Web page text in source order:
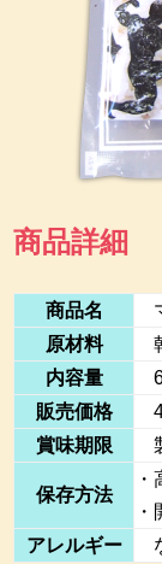
商品詳細
商品名
原材料
内容量
6
販売価格
賞味期限
保存方法
アレルギー